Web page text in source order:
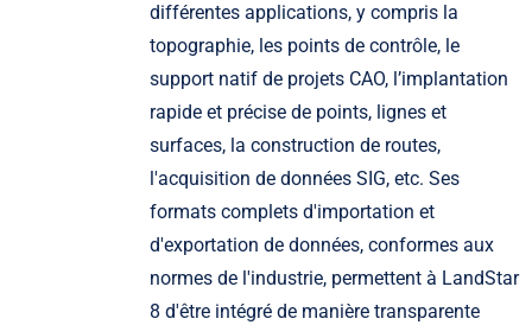
différentes applications, y compris la
topographie, les points de contrôle, le
support natif de projets CAO, l’implantation
rapide et précise de points, lignes et
surfaces, la construction de routes,
l'acquisition de données SIG, etc. Ses
formats complets d'importation et
d'exportation de données, conformes aux
normes de l'industrie, permettent à LandStar
8 d'être intégré de manière transparente